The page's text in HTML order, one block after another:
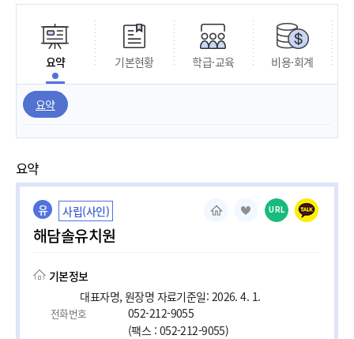
요약 기본현황 학급·교육 비용·회계
요약
요약
유 사립(사인)
해담솔유치원
URL
기본정보
대표자명, 원장명 자료기준일: 2026. 4. 1.
전화번호
052-212-9055
(팩스 : 052-212-9055)